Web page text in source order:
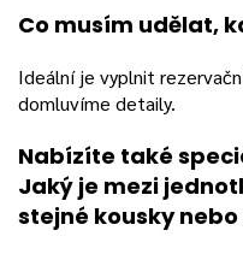
Co musím udělat,
Ideální je vyplnit
domluvíme detaily.
Nabízíte také
Jaký je mezi
stejné kousky